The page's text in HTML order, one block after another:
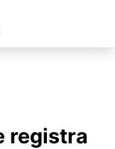
registra